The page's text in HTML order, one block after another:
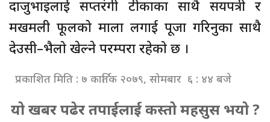
दाजुभाइलाई सप्तरंगी टीकाका साथै सयपत्री र
मखमली फूलको माला लगाई पूजा गरिनुका साथै
देउसी–भैलो खेल्ने परम्परा रहेको छ ।
प्रकाशित मिति : ७ कार्तिक २०७९, सोमबार ६ : ४४ बजे
यो खबर पढेर तपाईलाई कस्तो महसुस भयो ?